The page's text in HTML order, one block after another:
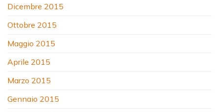
Dicembre 2015
Ottobre 2015
Maggio 2015
Aprile 2015
Marzo 2015
Gennaio 2015